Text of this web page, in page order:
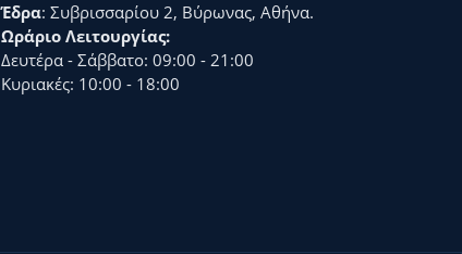
Έδρα: Συβρισσαρίου 2, Βύρωνας, Αθήνα.
Ωράριο Λειτουργίας:
Δευτέρα - Σάββατο: 09:00 - 21:00
Κυριακές: 10:00 - 18:00